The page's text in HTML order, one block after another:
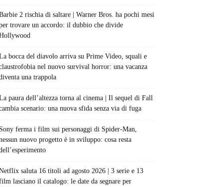
2 rischia di saltare | Warner Bros. ha pochi mesi
trovare un accordo: il dubbio che divide
bocca del diavolo arriva su Prime Video, squali e
nel nuovo survival horror: una vacanza
una trappola
paura dell’altezza torna al cinema | Il sequel di Fall
scenario: una nuova sfida senza via di fuga
ferma i film sui personaggi di Spider-Man,
nuovo progetto è in sviluppo: cosa resta
saluta 16 titoli ad agosto 2026 | 3 serie e 13
lasciano il catalogo: le date da segnare per